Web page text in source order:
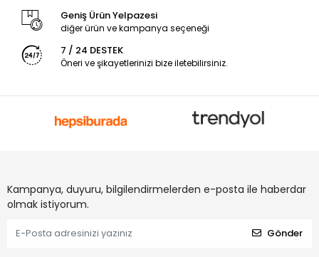
Geniş Ürün Yelpazesi
diğer ürün ve kampanya seçeneği
7 / 24 DESTEK
Öneri ve şikayetlerinizi bize iletebilirsiniz.
Kampanya, duyuru, bilgilendirmelerden e-posta ile haberdar
olmak istiyorum.
Gönder